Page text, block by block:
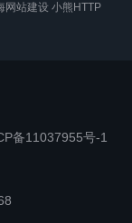
网站建设 小熊HTTP
备11037955号-1